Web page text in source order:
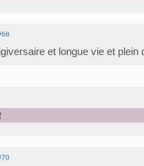
et longue vie et